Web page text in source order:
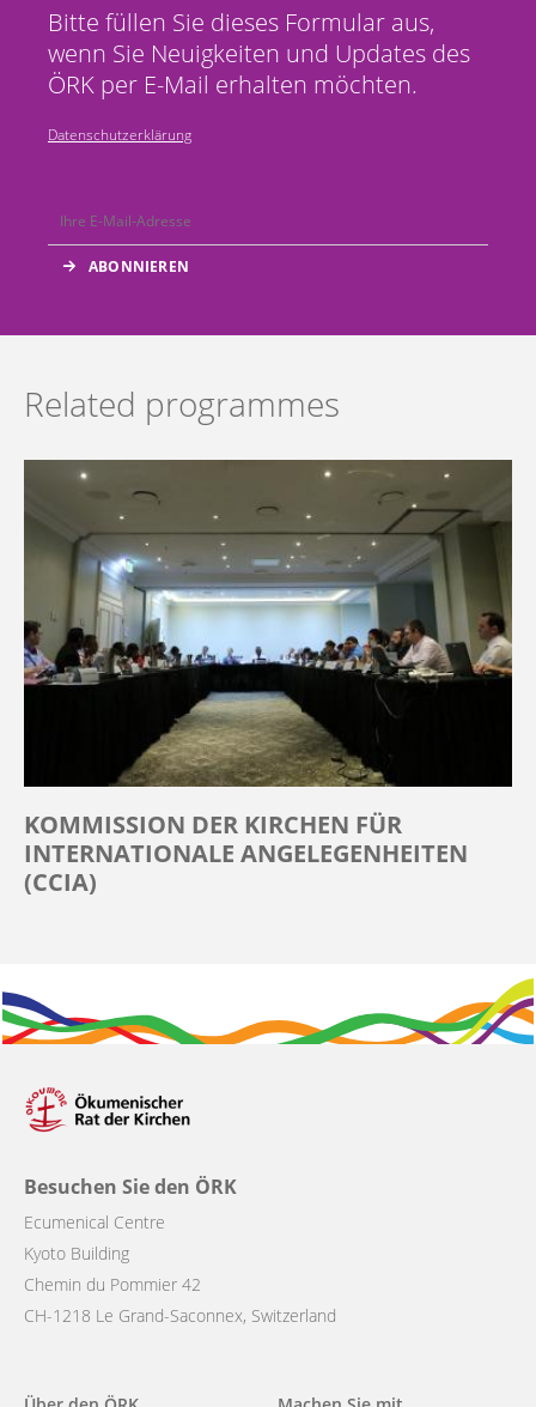
Bitte füllen Sie dieses Formular aus,
wenn Sie Neuigkeiten und Updates des
ÖRK per E-Mail erhalten möchten.
Datenschutzerklärung
Related programmes
KOMMISSION DER KIRCHEN FÜR
INTERNATIONALE ANGELEGENHEITEN
(CCIA)
Besuchen Sie den ÖRK
Ecumenical Centre
Kyoto Building
Chemin du Pommier 42
CH-1218 Le Grand-Saconnex, Switzerland